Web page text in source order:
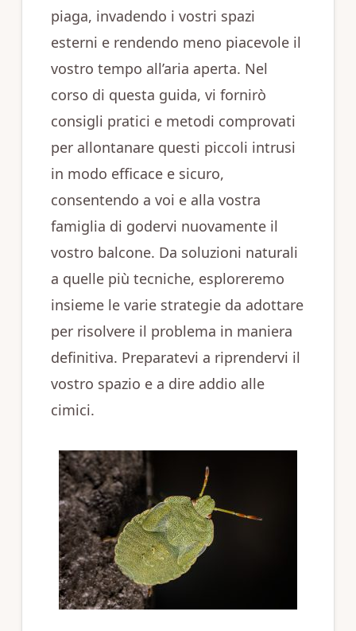
piaga, invadendo i vostri spazi
esterni e rendendo meno piacevole il
vostro tempo all’aria aperta. Nel
corso di questa guida, vi fornirò
consigli pratici e metodi comprovati
per allontanare questi piccoli intrusi
in modo efficace e sicuro,
consentendo a voi e alla vostra
famiglia di godervi nuovamente il
vostro balcone. Da soluzioni naturali
a quelle più tecniche, esploreremo
insieme le varie strategie da adottare
per risolvere il problema in maniera
definitiva. Preparatevi a riprendervi il
vostro spazio e a dire addio alle
cimici.